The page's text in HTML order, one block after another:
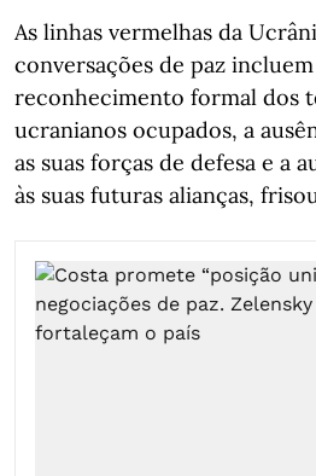
As linhas vermelhas da
conversações de paz
reconhecimento formal dos
ucranianos ocupados, a
as suas forças de defesa e a
às suas futuras alianças,